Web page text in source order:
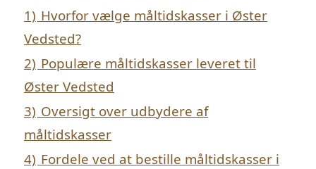
1) Hvorfor vælge måltidskasser i Øster
Vedsted?
2) Populære måltidskasser leveret til
Øster Vedsted
3) Oversigt over udbydere af
måltidskasser
4) Fordele ved at bestille måltidskasser i